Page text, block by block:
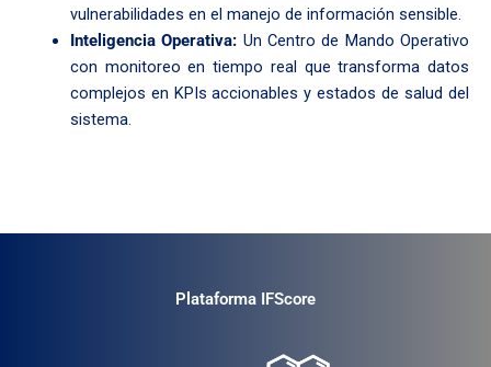
vulnerabilidades en el manejo de información sensible.
Inteligencia Operativa: Un Centro de Mando Operativo
con monitoreo en tiempo real que transforma datos
complejos en KPIs accionables y estados de salud del
sistema.
Plataforma IFScore